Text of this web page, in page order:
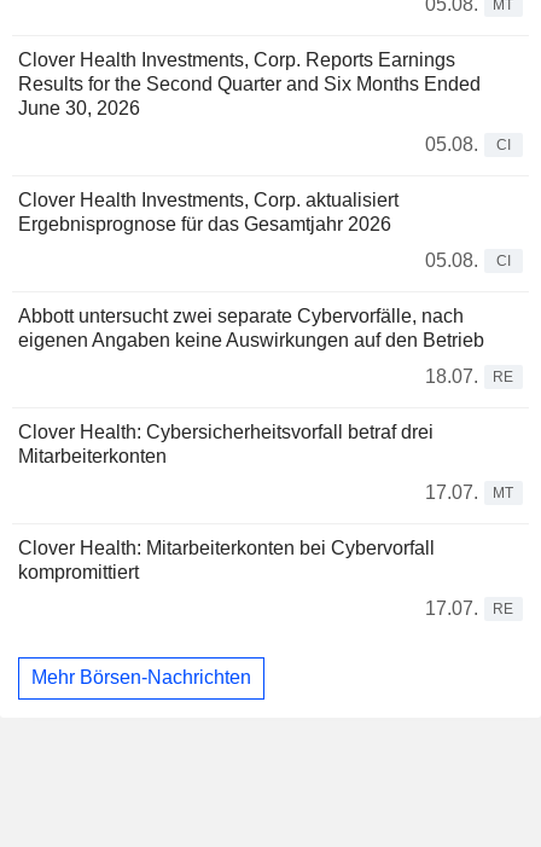
MT
Clover Health Investments, Corp. Reports Earnings
Results for the Second Quarter and Six Months Ended
June 30, 2026
05.08.
CI
Clover Health Investments, Corp. aktualisiert
Ergebnisprognose für das Gesamtjahr 2026
05.08.
CI
Abbott untersucht zwei separate Cybervorfälle, nach
eigenen Angaben keine Auswirkungen auf den Betrieb
18.07.
RE
Clover Health: Cybersicherheitsvorfall betraf drei
Mitarbeiterkonten
17.07.
MT
Clover Health: Mitarbeiterkonten bei Cybervorfall
kompromittiert
17.07.
RE
Mehr Börsen-Nachrichten